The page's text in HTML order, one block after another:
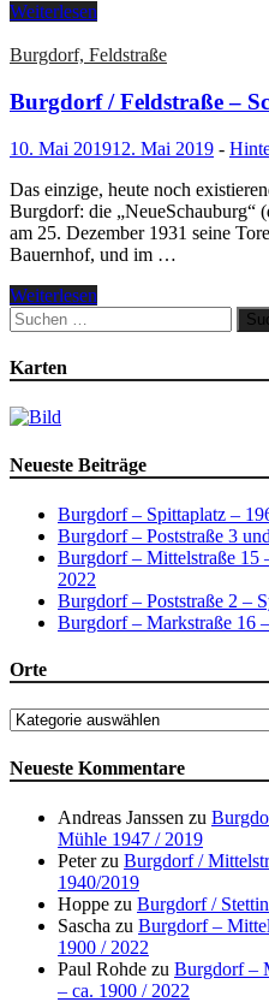
Weiterlesen
Burgdorf, Feldstraße
Burgdorf / Feldstraße –
10. Mai 201912. Mai 2019 -
Das einzige, heute noch
Burgdorf: die „NeueSchauburg“
am 25. Dezember 1931 seine
Bauernhof, und im …
Weiterlesen
Suchen
nach:
Karten
Neueste Beiträge
Burgdorf – Spittaplatz –
Burgdorf – Poststraße 3
Burgdorf – Mittelstraße 15
2022
Burgdorf – Poststraße 2 –
Burgdorf – Markstraße 16
Orte
Orte
Neueste Kommentare
Andreas Janssen zu
Mühle 1947 / 2019
Peterzu Burgdorf /
1940/2019
Hoppe zu Burgdorf /
Sascha zu Burgdorf –
1900 / 2022
Paul Rohde zu Burgdorf –
– ca. 1900 / 2022